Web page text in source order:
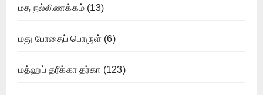
மத நல்லிணக்கம் (13)
மது போதைப் பொருள் (6)
மத்ஹப் தரீக்கா தர்கா (123)